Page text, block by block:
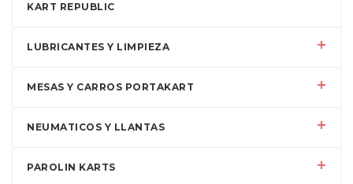
KART REPUBLIC
LUBRICANTES Y LIMPIEZA
MESAS Y CARROS PORTAKART
NEUMATICOS Y LLANTAS
PAROLIN KARTS